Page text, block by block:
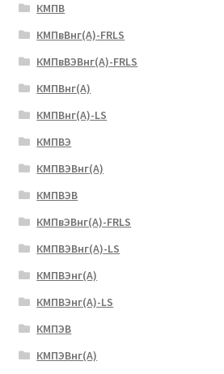
КМПВ
КМПвВнг(А)-FRLS
КМПвВЭВнг(А)-FRLS
КМПВнг(А)
КМПВнг(А)-LS
КМПВЭ
КМПВЭBнг(А)
КМПВЭВ
КМПвЭВнг(А)-FRLS
КМПВЭВнг(А)-LS
КМПВЭнг(А)
КМПВЭнг(А)-LS
КМПЭВ
КМПЭВнг(А)